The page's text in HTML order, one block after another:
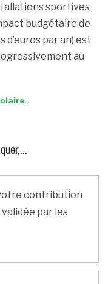
sportives
budgétaire de
par an) est
au
.
contribution
validée par les